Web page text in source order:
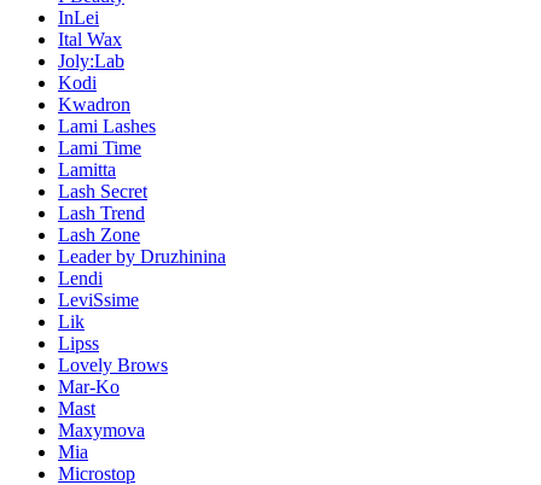
InLei
Ital Wax
Joly:Lab
Kodi
Kwadron
Lami Lashes
Lami Time
Lamitta
Lash Secret
Lash Trend
Lash Zone
Leader by Druzhinina
Lendi
LeviSsime
Lik
Lipss
Lovely Brows
Mar-Ko
Mast
Maxymova
Mia
Microstop